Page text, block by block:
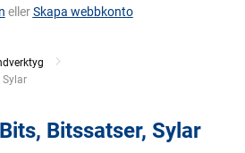
ellerSkapa webbkonto
Sylar
Bitssatser, Sylar